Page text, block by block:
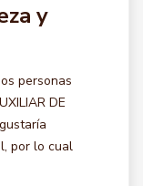
y
personas
DE
por lo cual